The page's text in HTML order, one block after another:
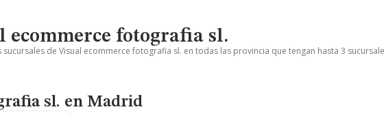
ecommerce fotografia sl.
de Visual ecommerce fotografia sl. en todas las provincia que tengan hasta 3
sl. en Madrid